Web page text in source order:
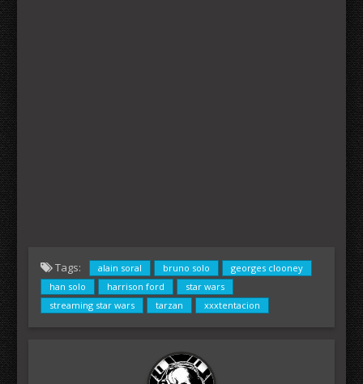
Tags: alain soral bruno solo
georges clooney
han solo
harrison ford
star wars
streaming star wars
tarzan xxxtentacion